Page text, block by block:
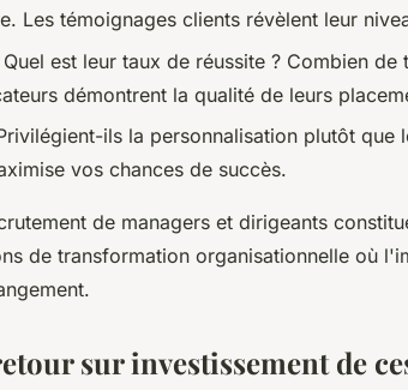
Les témoignages clients révèlent leur
Quel est leur taux de réussite ? Combien de
démontrent la qualité de leurs
ils la personnalisation plutôt que
vos chances de succès.
de managers et dirigeants
de transformation organisationnelle où
sur investissement de